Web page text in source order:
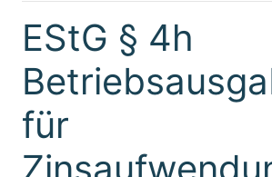
EStG § 4h
für